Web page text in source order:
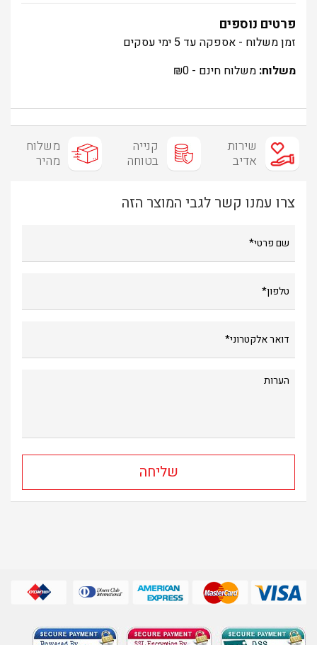
פרטים נוספים
זמן משלוח - אספקה עד 5 ימי עסקים
משלוח: משלוח חינם - ₪0
שירות
אדיב
קנייה
בטוחה
משלוח
מהיר
צרו עמנו קשר לגבי המוצר הזה